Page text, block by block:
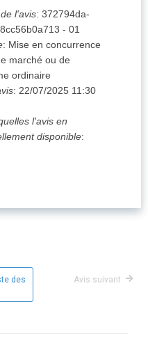
l'avis: 372794da-
- 01
: Mise en concurrence
marché ou de
ordinaire
: 22/07/2025 11:30
l'avis en
disponible:
des
Avis suivant